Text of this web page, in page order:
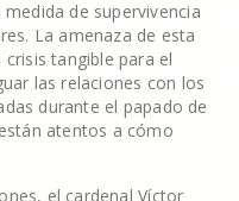
de supervivencia
La amenaza de esta
tangible para el
las relaciones con los
durante el papado de
atentos a cómo
el cardenal Víctor